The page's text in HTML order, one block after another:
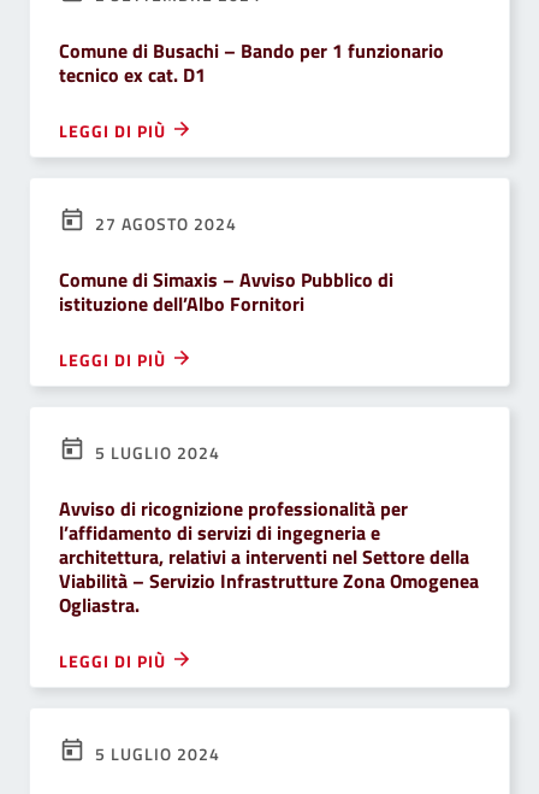
Comune di Busachi – Bando per 1 funzionario
tecnico ex cat. D1
LEGGI DI PIÙ
27 AGOSTO 2024
Comune di Simaxis – Avviso Pubblico di
istituzione dell’Albo Fornitori
LEGGI DI PIÙ
5 LUGLIO 2024
Avviso di ricognizione professionalità per
l’affidamento di servizi di ingegneria e
architettura, relativi a interventi nel Settore della
Viabilità – Servizio Infrastrutture Zona Omogenea
Ogliastra.
LEGGI DI PIÙ
5 LUGLIO 2024